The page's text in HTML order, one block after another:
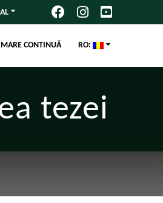
CONTINUĂ RO:
tezei